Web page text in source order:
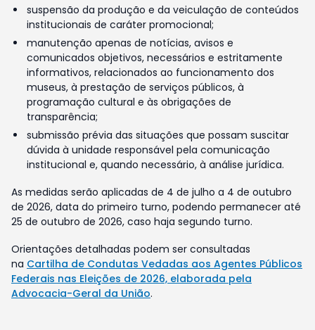
suspensão da produção e da veiculação de conteúdos
institucionais de caráter promocional;
manutenção apenas de notícias, avisos e
comunicados objetivos, necessários e estritamente
informativos, relacionados ao funcionamento dos
museus, à prestação de serviços públicos, à
programação cultural e às obrigações de
transparência;
submissão prévia das situações que possam suscitar
dúvida à unidade responsável pela comunicação
institucional e, quando necessário, à análise jurídica.
As medidas serão aplicadas de 4 de julho a 4 de outubro
de 2026, data do primeiro turno, podendo permanecer até
25 de outubro de 2026, caso haja segundo turno.
Orientações detalhadas podem ser consultadas
na Cartilha de Condutas Vedadas aos Agentes Públicos
Federais nas Eleições de 2026, elaborada pela
Advocacia-Geral da União.